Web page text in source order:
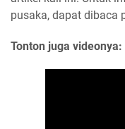
pusaka, dapat dibaca
Tonton juga videonya: